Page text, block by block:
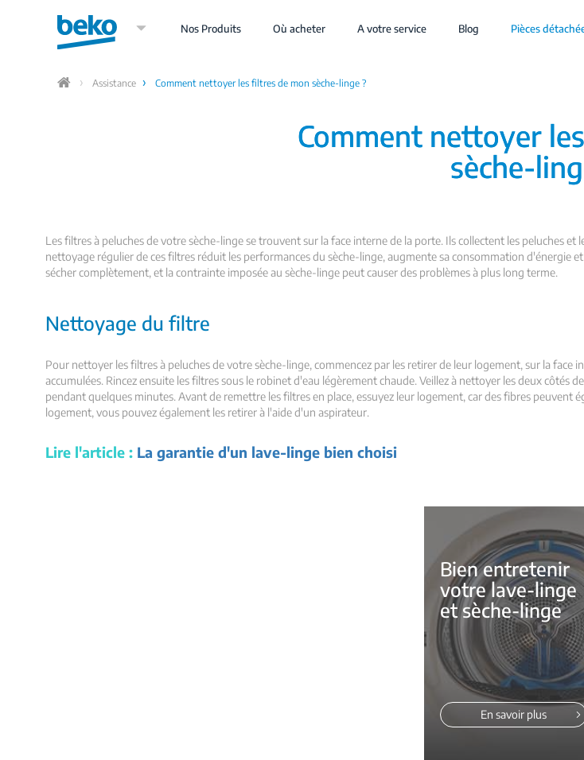
Nos Produits Où acheter A votre service Blog Pièces
Home
Assistance Comment nettoyer les filtres de mon sèche-linge ?
Comment nettoyer
sèche-
Les filtres à peluches de votre sèche-linge se trouvent sur la face interne de la porte. Ils collectent les peluches
nettoyage régulier de ces filtres réduit les performances du sèche-linge, augmente sa consommation d'énergie
sécher complètement, et la contrainte imposée au sèche-linge peut causer des problèmes à plus long terme.
Nettoyage du filtre
Pour nettoyer les filtres à peluches de votre sèche-linge, commencez par les retirer de leur logement, sur la
accumulées. Rincez ensuite les filtres sous le robinet d'eau légèrement chaude. Veillez à nettoyer les deux côtés
pendant quelques minutes. Avant de remettre les filtres en place, essuyez leur logement, car des fibres
logement, vous pouvez également les retirer à l'aide d'un aspirateur.
Lire l'article : La garantie d'un lave-linge bien choisi
Bien entretenir
votre lave-linge
et sèche-linge
En savoir plus